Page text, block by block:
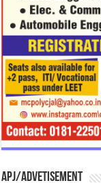
APJ/Advetisement